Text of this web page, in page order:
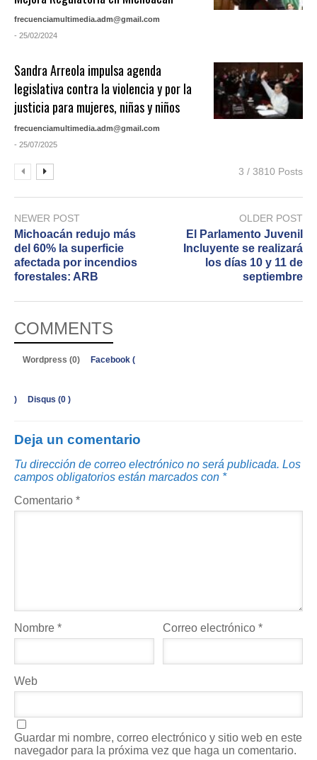
frecuenciamultimedia.adm@gmail.com
- 25/02/2024
Sandra Arreola impulsa agenda
legislativa contra la violencia y por la
justicia para mujeres, niñas y niños
frecuenciamultimedia.adm@gmail.com
- 25/07/2025
3 / 3810 Posts
NEWER POST
Michoacán redujo más
del 60% la superficie
afectada por incendios
forestales: ARB
OLDER POST
El Parlamento Juvenil
Incluyente se realizará
los días 10 y 11 de
septiembre
COMMENTS
Wordpress (0) Facebook (
) Disqus (0 )
Deja un comentario
Tu dirección de correo electrónico no será publicada. Los
campos obligatorios están marcados con *
Comentario *
Nombre * Correo electrónico*
Web
Guardar mi nombre, correo electrónico y sitio web en este
navegador para la próxima vez que haga un comentario.